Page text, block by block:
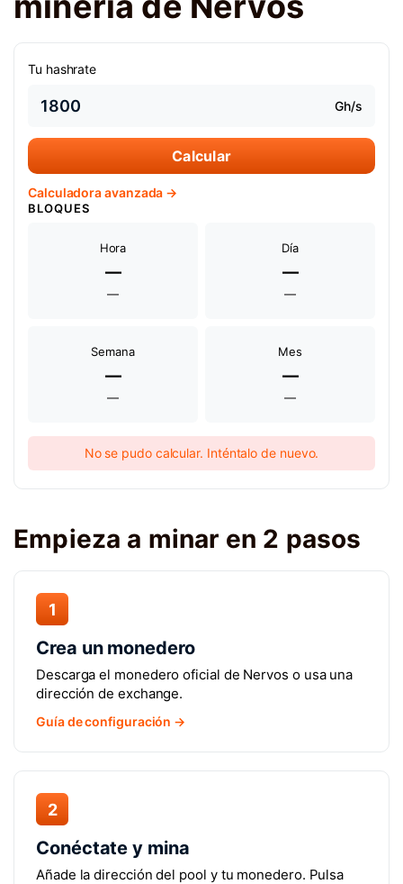
Tu hashrate
Gh/s
Calcular
Calculadora avanzada →
BLOQUES
Hora
—
—
Día
—
—
Semana
—
—
Mes
—
—
No se pudo calcular. Inténtalo de nuevo.
Empieza a minar en 2 pasos
1
Crea un monedero
Descarga el monedero oficial de Nervos o usa una
dirección de exchange.
Guía de configuración →
2
Conéctate y mina
Añade la dirección del pool y tu monedero. Pulsa